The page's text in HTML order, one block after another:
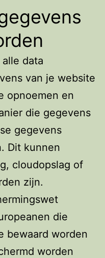
data
van je website
opnoemen en
die gegevens
gegevens
Dit kunnen
cloudopslag of
zijn.
die
bewaard worden
worden